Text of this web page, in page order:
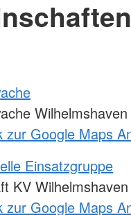
Wilhelmshaven
zur Google Maps
Einsatzgruppe
KV Wilhelmshaven
zur Google Maps